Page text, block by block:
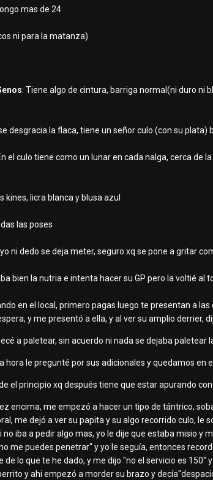
mas de 24
ni para la matanza)
: Tiene algo de cintura, barriga normal(ni duro ni
desgracia la flaca, tiene un señor culo (con su
el culo tiene como un lunar en cada nalga, cerca de
kines, licra blanca y blusa azul
las poses
ni dedo se deja meter, seguro xq se pone a gritar
bien la nutria e intenta hacer su GP pero la voltié al
en el local, primero pagas luego te presentan a
y me presentó a ella, y al ver su amplio derrier,
a paletear, sin acuerdo ni nada se dejaba paletear
hora le pregunté por sus adicionales y quedamos en
el principio xq después tiene que estar apurando
encima, me empezó a hacer un tipo de tántrico,
me dejó a ver su papita y su algo recorrido culo,
iba a pedir algo mas, yo le dije que estaba misio y
me puedes penetrar" y yo le seguía, entonces
lo que te he dado, y me dijo "no el servicio es
y ahi empezó a morder su brazo y